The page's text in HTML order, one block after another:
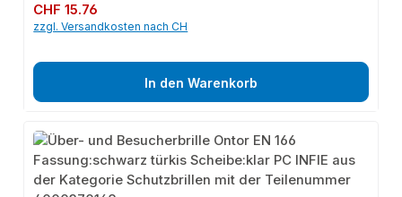
Regulärer Preis:
CHF 15.76
zzgl. Versandkosten nach CH
In den Warenkorb